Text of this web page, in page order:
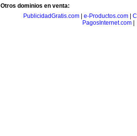
Otros dominios en venta:
PublicidadGratis.com
e-Productos.com
PagosInternet.com